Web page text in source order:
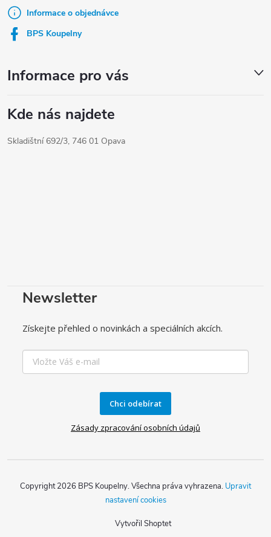
Informace o objednávce
BPS Koupelny
Informace pro vás
Kde nás najdete
Skladištní 692/3, 746 01 Opava
Newsletter
Získejte přehled o novinkách a speciálních akcích.
Chci odebírat
Zásady zpracování osobních údajů
Vytvořil Shoptet
Copyright 2026 BPS Koupelny. Všechna práva vyhrazena. Upravit
nastavení cookies